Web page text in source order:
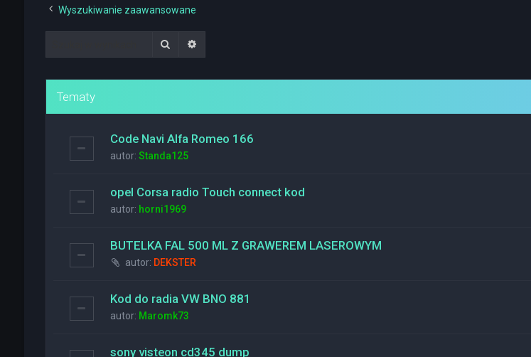
Wyszukiwanie zaawansowane
Szukaj
Tematy
Code Navi Alfa Romeo 166
autor: Standa125
opel Corsa radio Touch connect kod
autor: horni1969
BUTELKA FAL 500 ML Z GRAWEREM LASEROWYM
autor: DEKSTER
Kod do radia VW BNO 881
autor: Maromk73
sony visteon cd345 dump